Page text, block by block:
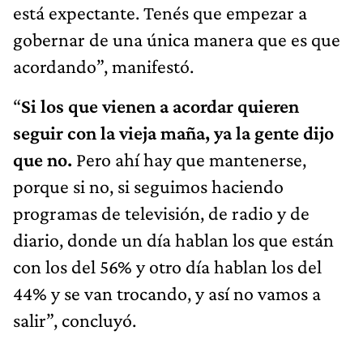
está expectante. Tenés que empezar a
gobernar de una única manera que es que
acordando”, manifestó.
“Si los que vienen a acordar quieren
seguir con la vieja maña, ya la gente dijo
que no. Pero ahí hay que mantenerse,
porque si no, si seguimos haciendo
programas de televisión, de radio y de
diario, donde un día hablan los que están
con los del 56% y otro día hablan los del
44% y se van trocando, y así no vamos a
salir”, concluyó.